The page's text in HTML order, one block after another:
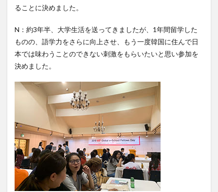
ることに決めました。
N：約3年半、大学生活を送ってきましたが、1年間留学した
ものの、語学力をさらに向上させ、もう一度韓国に住んで日
本では味わうことのできない刺激をもらいたいと思い参加を
決めました。
レポート
ワルシャワ大学留学
中国留学
中国語 交換・私費認定留学
交流会
人見杯英語スピーチコンテスト
企業
保護者懇談会
卒業式
卒業生
受賞
受験生へのメッセージ
台湾
国際・地域研究
国際交流
国際学科協定校留学学生
国際学部
国際学部国際学科
夏季休暇
外部講師
季節学期 学寮 学寮研修
学生の声
学生特集 学科イベント
学食
寮生活 就職活動 履修科目